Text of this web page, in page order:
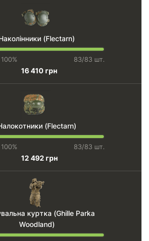
(Flectarn)
83/83 шт.
16 410 грн
(Flectarn)
83/83 шт.
12 492 грн
куртка (Ghille Parka
Woodland)